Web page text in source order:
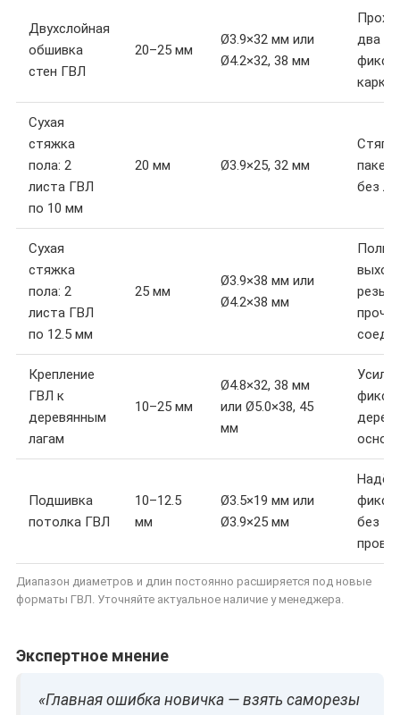
Двухслойная
обшивка
стен ГВЛ
20–25 мм
Ø3.9×32 мм или
Ø4.2×32, 38 мм
два
Сухая
стяжка
пола: 2
листа ГВЛ
по 10 мм
20 мм Ø3.9×25, 32 мм
пакет
без
Сухая
стяжка
пола: 2
листа ГВЛ
по 12.5 мм
25 мм
Ø3.9×38 мм или
Ø4.2×38 мм
выход
Крепление
ГВЛ к
деревянным
лагам
10–25 мм
Ø4.8×32, 38 мм
или Ø5.0×38, 45
мм
Подшивка
потолка ГВЛ
10–12.5
мм
Ø3.5×19 мм или
Ø3.9×25 мм
без
Диапазон диаметров и длин постоянно расширяется под новые
форматы ГВЛ. Уточняйте актуальное наличие у менеджера.
Экспертное мнение
«Главная ошибка новичка — взять саморезы